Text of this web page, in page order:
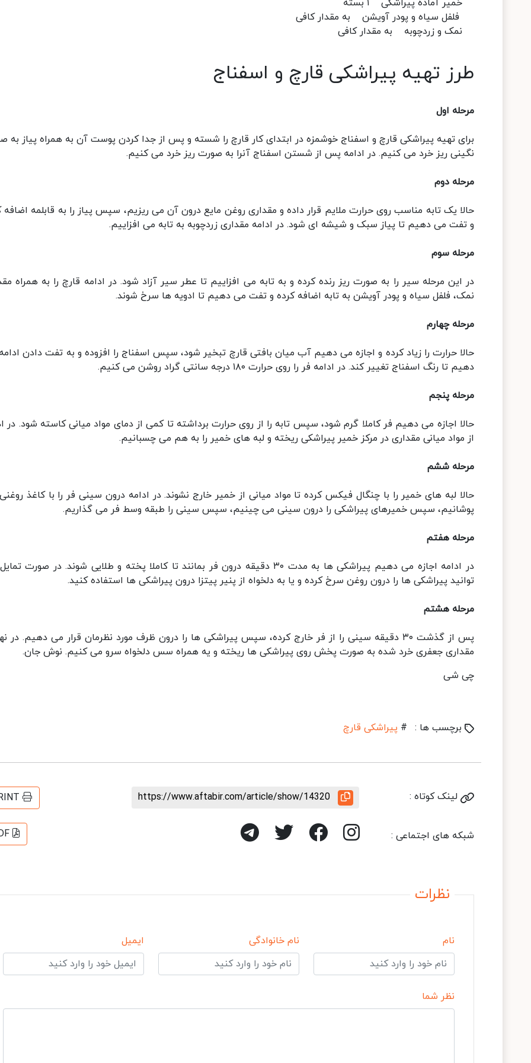
خمیر آماده پیراشکی ۱ بسته
فلفل سیاه و پودر آویشن به مقدار کافی
نمک و زردچوبه به مقدار کافی
طرز تهیه پیراشکی قارچ و اسفناج
مرحله اول
برای تهیه پیراشکی قارچ و اسفناج خوشمزه در ابتدای کار قارچ را شسته و پس از جدا کردن پوست آن به همراه پیاز به
نگینی ریز خرد می کنیم. در ادامه پس از شستن اسفناج آنرا به صورت ریز خرد می کنیم.
مرحله دوم
حالا یک تابه مناسب روی حرارت ملایم قرار داده و مقداری روغن مایع درون آن می ریزیم، سپس پیاز را به قابلمه اضافه
و تفت می دهیم تا پیاز سبک و شیشه ای شود. در ادامه مقداری زردچوبه به تابه می افزاییم.
مرحله سوم
در این مرحله سیر را به صورت ریز رنده کرده و به تابه می افزاییم تا عطر سیر آزاد شود. در ادامه قارچ را به همراه
نمک، فلفل سیاه و پودر آویشن به تابه اضافه کرده و تفت می دهیم تا ادویه ها سرخ شوند.
مرحله چهارم
حالا حرارت را زیاد کرده و اجازه می دهیم آب میان بافتی قارچ تبخیر شود، سپس اسفناج را افزوده و به تفت دادن
دهیم تا رنگ اسفناج تغییر کند. در ادامه فر را روی حرارت ۱۸۰ درجه سانتی گراد روشن می کنیم.
مرحله پنجم
حالا اجازه می دهیم فر کاملا گرم شود، سپس تابه را از روی حرارت برداشته تا کمی از دمای مواد میانی کاسته شود. در
از مواد میانی مقداری در مرکز خمیر پیراشکی ریخته و لبه های خمیر را به هم می چسبانیم.
مرحله ششم
حالا لبه های خمیر را با چنگال فیکس کرده تا مواد میانی از خمیر خارج نشوند. در ادامه درون سینی فر را با کاغذ
پوشانیم، سپس خمیرهای پیراشکی را درون سینی می چینیم، سپس سینی را طبقه وسط فر می گذاریم.
مرحله هفتم
در ادامه اجازه می دهیم پیراشکی ها به مدت ۳۰ دقیقه درون فر بمانند تا کاملا پخته و طلایی شوند. در صورت
توانید پیراشکی ها را درون روغن سرخ کرده و یا به دلخواه از پنیر پیتزا درون پیراشکی ها استفاده کنید.
مرحله هشتم
پس از گذشت ۳۰ دقیقه سینی را از فر خارج کرده، سپس پیراشکی ها را درون ظرف مورد نظرمان قرار می دهیم. در
مقداری جعفری خرد شده به صورت پخش روی پیراشکی ها ریخته و یه همراه سس دلخواه سرو می کنیم. نوش جان.
چی شی
برچسب ها : # پیراشکی قارچ
لینک کوتاه : https://www.aftabir.com/article/show/14320
شبکه های اجتماعی :
نظرات
نام نام خانوادگی ایمیل
نظر شما